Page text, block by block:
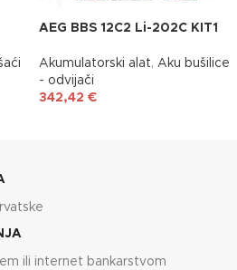
AEG BBS 12C2 Li-202C KIT1
Akumulatorski alat, Aku bušilice
- odvijači
342,42 €
ili internet bankarstvom